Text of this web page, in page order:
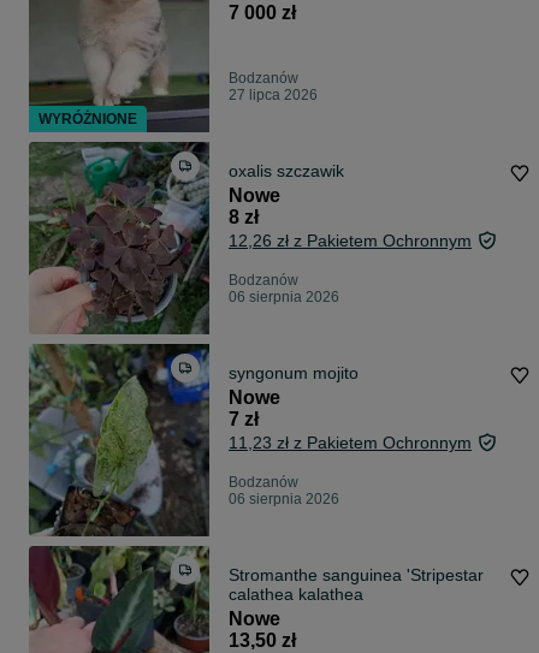
7 000 zł
Bodzanów
27 lipca 2026
oxalis szczawik
Nowe
8 zł
12,26 zł z Pakietem Ochronnym
Bodzanów
06 sierpnia 2026
syngonum mojito
Nowe
7 zł
11,23 zł z Pakietem Ochronnym
Bodzanów
06 sierpnia 2026
Stromanthe sanguinea 'Stripestar
calathea kalathea
Nowe
13,50 zł
WYRÓŻNIONE